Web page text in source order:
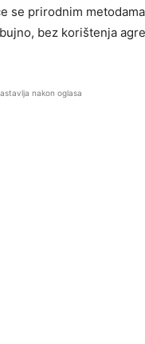
se prirodnim
bez korištenja
nakon oglasa